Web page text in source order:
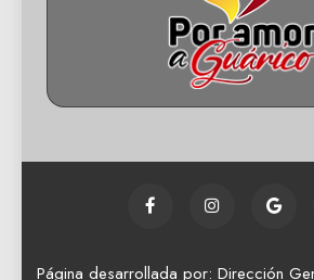
Página desarrollada por: Dirección